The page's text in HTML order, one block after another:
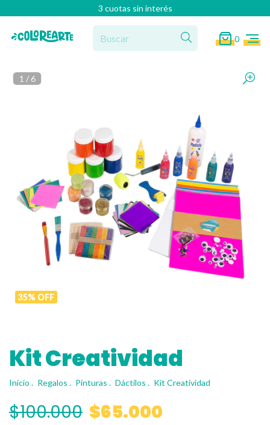
3 cuotas sin interés
0
Kit Creatividad
Inicio . Regalos . Pinturas . Dáctilos . Kit Creatividad
$100.000 $65.000
35% OFF
1 / 6